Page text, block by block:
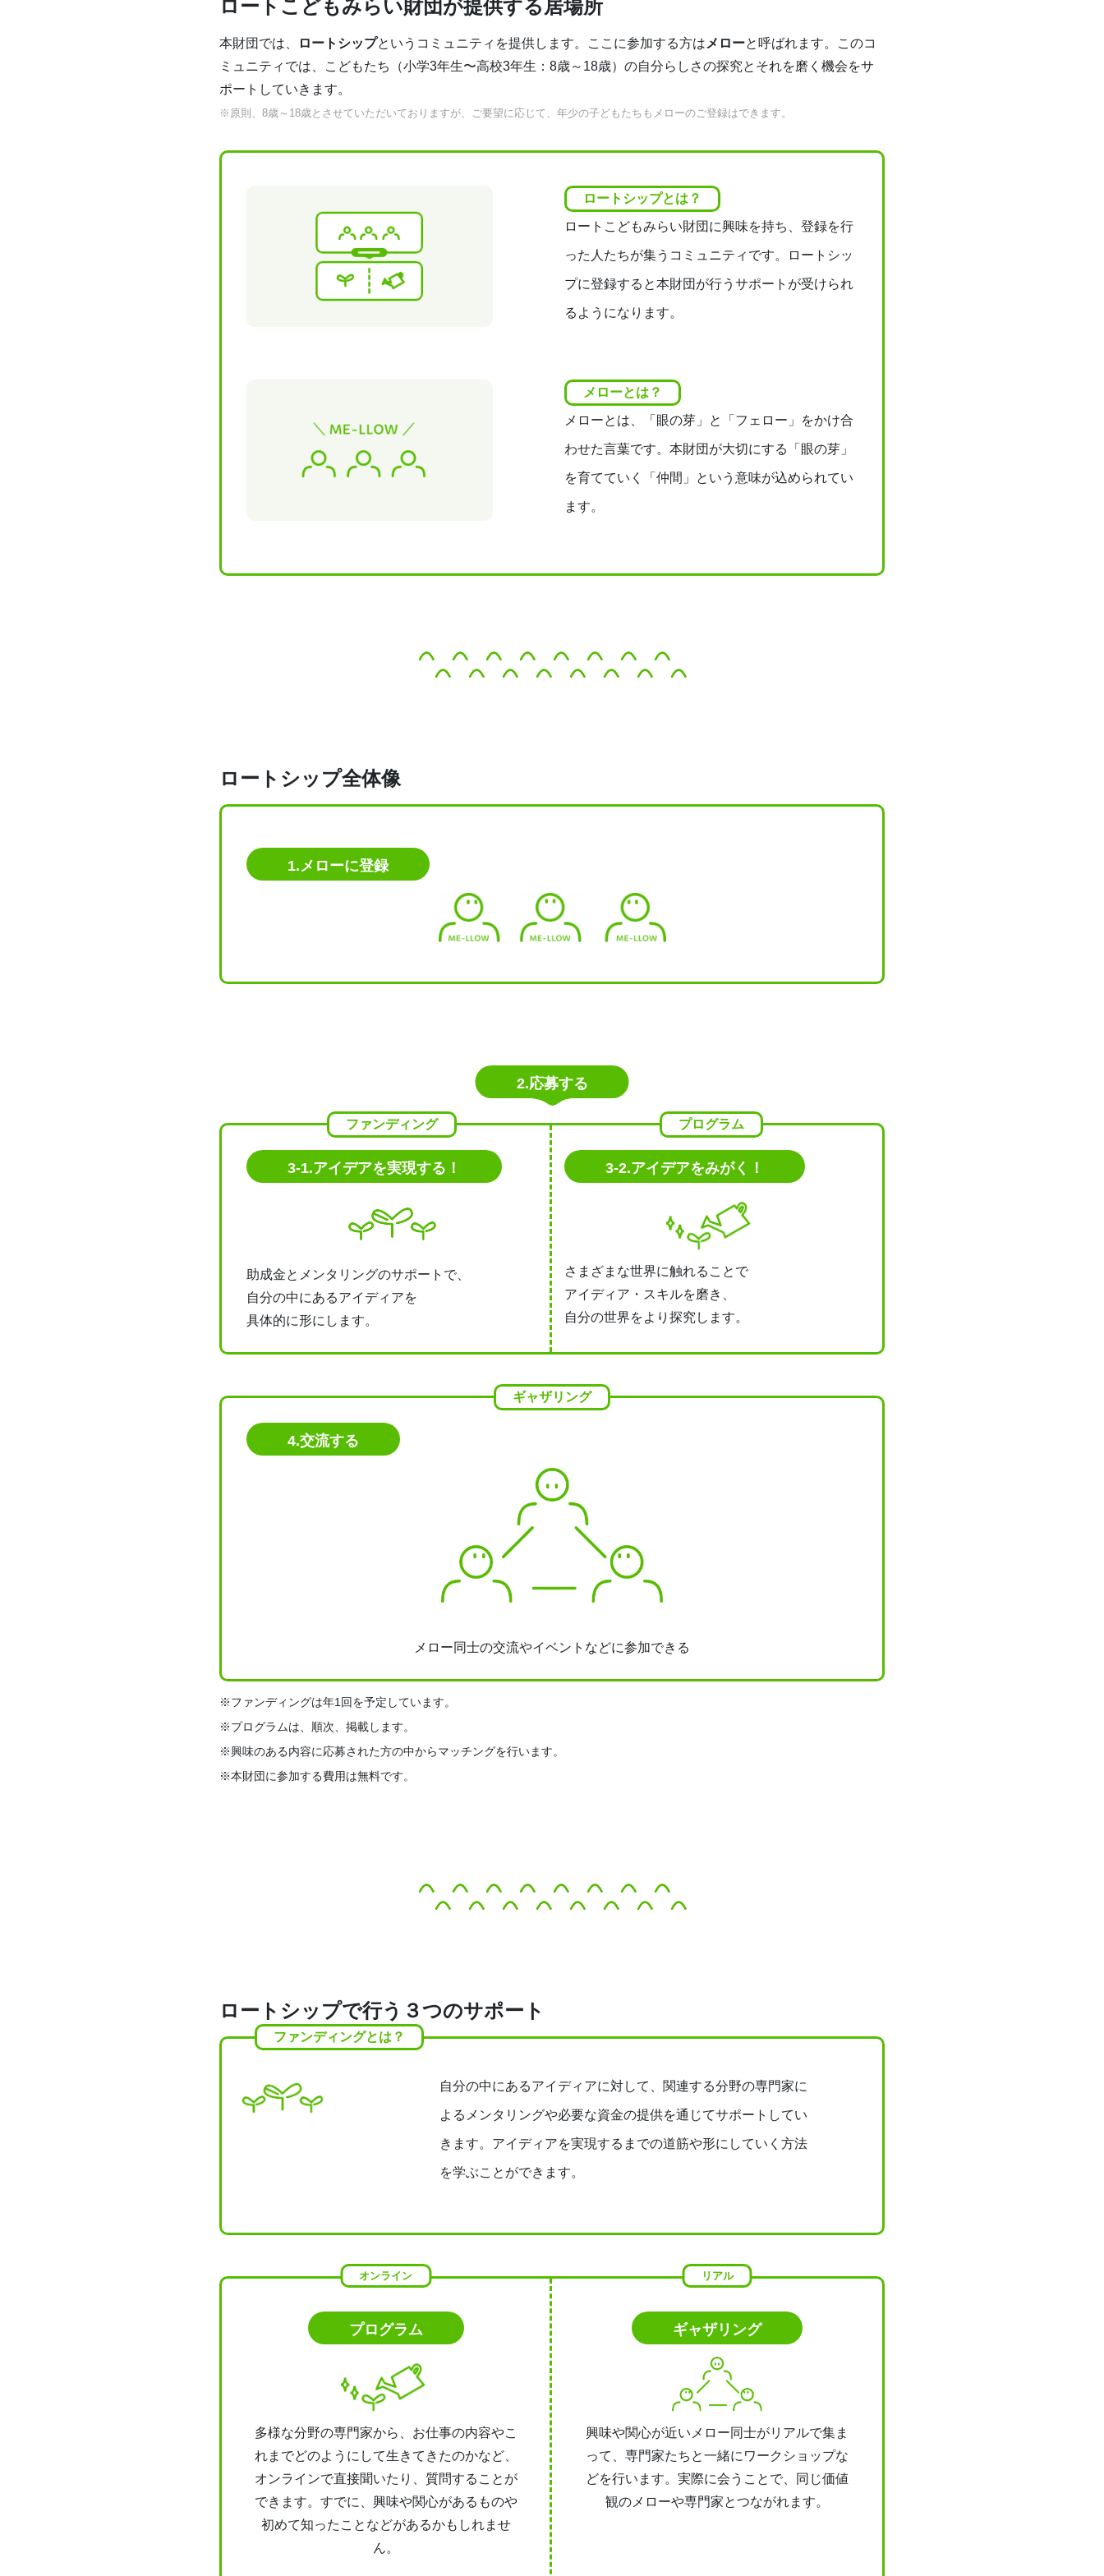
ロートこどもみらい財団が提供する居場所
本財団では、 ロートシップというコミュニティを提供します。ここに参加する方は メローと呼ばれます。このコ
ミュニティでは、こどもたち（小学3年生〜高校3年生：8歳～18歳）の自分らしさの探究とそれを磨く機会をサ
ポートしていきます。
※原則、8歳～18歳とさせていただいておりますが、ご要望に応じて、年少の子どもたちもメローのご登録はできます。
ロートシップとは？
ロートこどもみらい財団に興味を持ち、登録を行
った人たちが集うコミュニティです。ロートシッ
プに登録すると本財団が行うサポートが受けられ
るようになります。
メローとは？
メローとは、「眼の芽」と「フェロー」をかけ合
わせた言葉です。本財団が大切にする「眼の芽」
を育てていく「仲間」という意味が込められてい
ます。
ロートシップ全体像
1.メローに登録
2.応募する
ファンディング
3-1.アイデアを実現する！
助成金とメンタリングのサポートで、
自分の中にあるアイディアを
具体的に形にします。
プログラム
3-2.アイデアをみがく！
さまざまな世界に触れることで
アイディア・スキルを磨き、
自分の世界をより探究します。
ギャザリング
4.交流する
メロー同士の交流やイベントなどに参加できる
※ファンディングは年1回を予定しています。
※プログラムは、順次、掲載します。
※興味のある内容に応募された方の中からマッチングを行います。
※本財団に参加する費用は無料です。
ロートシップで行う３つのサポート
ファンディングとは？
自分の中にあるアイディアに対して、関連する分野の専門家に
よるメンタリングや必要な資金の提供を通じてサポートしてい
きます。アイディアを実現するまでの道筋や形にしていく方法
を学ぶことができます。
オンライン
プログラム
多様な分野の専門家から、お仕事の内容やこ
れまでどのようにして生きてきたのかなど、
オンラインで直接聞いたり、質問することが
できます。すでに、興味や関心があるものや
初めて知ったことなどがあるかもしれませ
ん。
リアル
ギャザリング
興味や関心が近いメロー同士がリアルで集ま
って、専門家たちと一緒にワークショップな
どを行います。実際に会うことで、同じ価値
観のメローや専門家とつながれます。